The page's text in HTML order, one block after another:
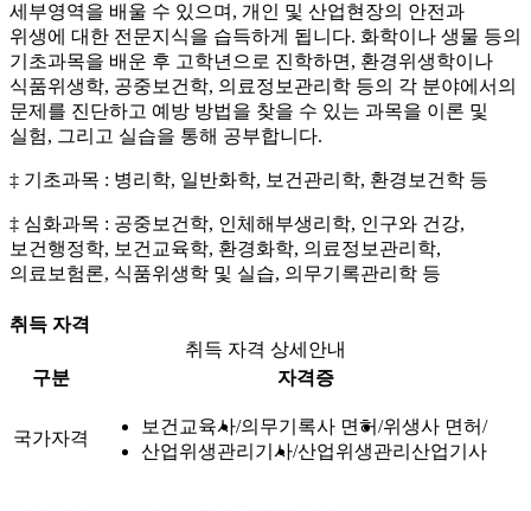
세부영역을 배울 수 있으며, 개인 및 산업현장의 안전과
위생에 대한 전문지식을 습득하게 됩니다. 화학이나 생물 등의
기초과목을 배운 후 고학년으로 진학하면, 환경위생학이나
식품위생학, 공중보건학, 의료정보관리학 등의 각 분야에서의
문제를 진단하고 예방 방법을 찾을 수 있는 과목을 이론 및
실험, 그리고 실습을 통해 공부합니다.
‡ 기초과목 : 병리학, 일반화학, 보건관리학, 환경보건학 등
‡ 심화과목 : 공중보건학, 인체해부생리학, 인구와 건강,
보건행정학, 보건교육학, 환경화학, 의료정보관리학,
의료보험론, 식품위생학 및 실습, 의무기록관리학 등
취득 자격
취득 자격 상세안내
구분
자격증
국가자격
보건교육사 의무기록사 면허 위생사 면허
산업위생관리기사 산업위생관리산업기사